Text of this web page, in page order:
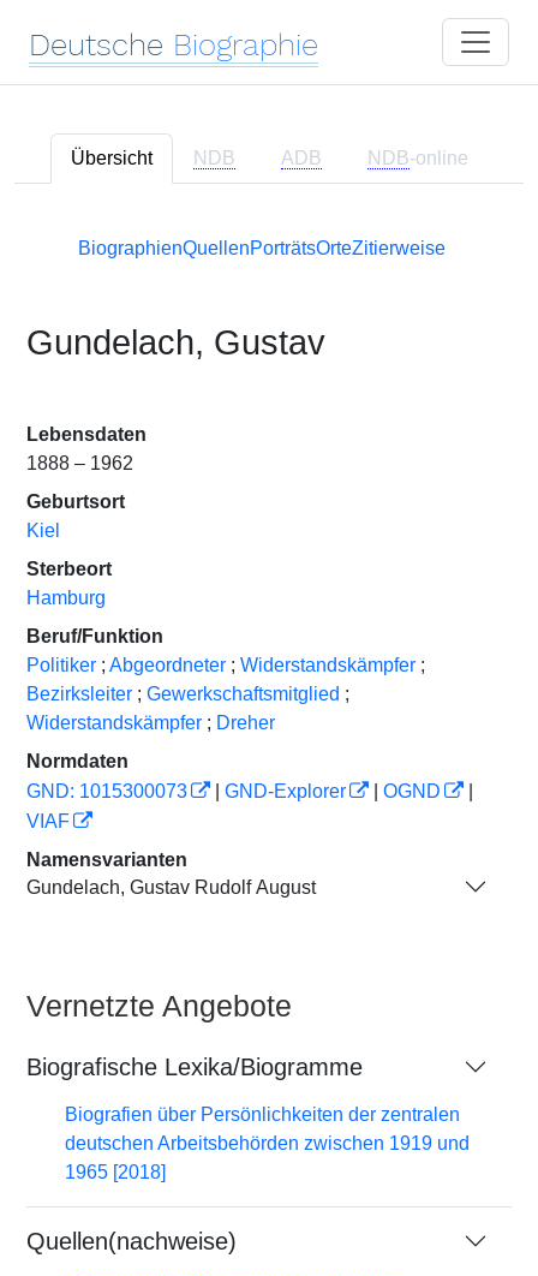
Deutsche Biographie
Übersicht NDB ADB NDB-online
BiographienQuellenPorträtsOrteZitierweise
Gundelach, Gustav
Lebensdaten
1888 – 1962
Geburtsort
Kiel
Sterbeort
Hamburg
Beruf/Funktion
Politiker ; Abgeordneter ; Widerstandskämpfer ;
Bezirksleiter ; Gewerkschaftsmitglied ;
Widerstandskämpfer ; Dreher
Normdaten
GND: 1015300073
GND-Explorer OGND
VIAF
Namensvarianten
Gundelach, Gustav Rudolf August
Vernetzte Angebote
Biografische Lexika/Biogramme
Biografien über Persönlichkeiten der zentralen
deutschen Arbeitsbehörden zwischen 1919 und
1965 [2018]
Quellen(nachweise)